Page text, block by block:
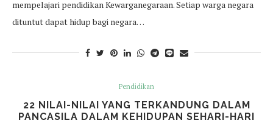
mempelajari pendidikan Kewarganegaraan. Setiap warga negara
dituntut dapat hidup bagi negara…
Pendidikan
22 NILAI-NILAI YANG TERKANDUNG DALAM
PANCASILA DALAM KEHIDUPAN SEHARI-HARI